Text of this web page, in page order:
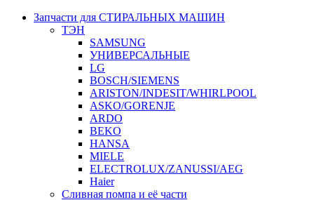
Запчасти для СТИРАЛЬНЫХ МАШИН
ТЭН
SAMSUNG
УНИВЕРСАЛЬНЫЕ
LG
BOSCH/SIEMENS
ARISTON/INDESIT/WHIRLPOOL
ASKO/GORENJE
ARDO
BEKO
HANSA
MIELE
ELECTROLUX/ZANUSSI/AEG
Haier
Сливная помпа и её части